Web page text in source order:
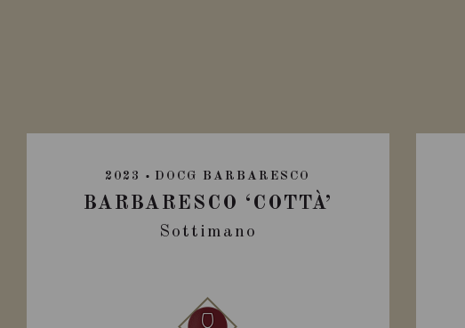
2023 DOCG BARBARESCO
BARBARESCO ‘COTTÀ’
Sottimano